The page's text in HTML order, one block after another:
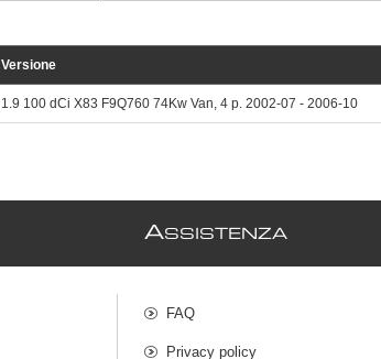
Versione
1.9 100 dCi X83 F9Q760 74Kw Van, 4 p. 2002-07 - 2006-10
ASSISTENZA
FAQ
Privacy policy